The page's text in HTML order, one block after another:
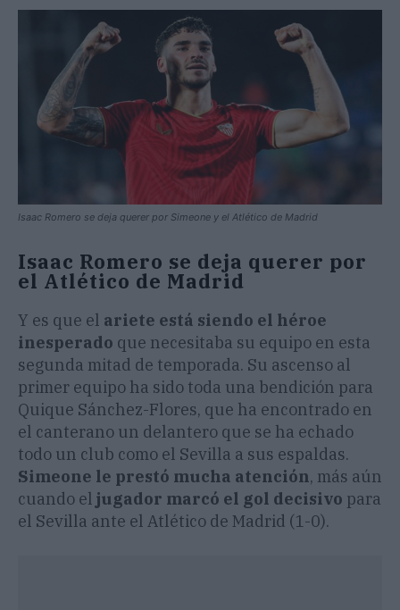
Isaac Romero se deja querer por Simeone y el Atlético de Madrid
Isaac Romero se deja querer por
el Atlético de Madrid
Y es que el ariete está siendo el héroe
inesperado que necesitaba su equipo en esta
segunda mitad de temporada. Su ascenso al
primer equipo ha sido toda una bendición para
Quique Sánchez-Flores, que ha encontrado en
el canterano un delantero que se ha echado
todo un club como el Sevilla a sus espaldas.
Simeone le prestó mucha atención, más aún
cuando el jugador marcó el gol decisivo para
el Sevilla ante el Atlético de Madrid (1-0).